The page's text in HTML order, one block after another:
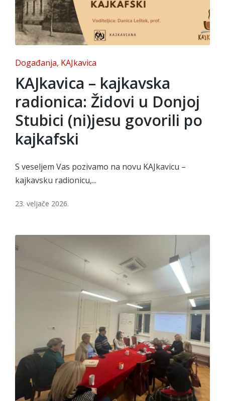
Posted
in
Događanja KAJkavica
KAJkavica – kajkavska
radionica: Židovi u Donjoj
Stubici (ni)jesu govorili po
kajkafski
S veseljem Vas pozivamo na novu KAJkavicu –
kajkavsku radionicu,...
23. veljače 2026.